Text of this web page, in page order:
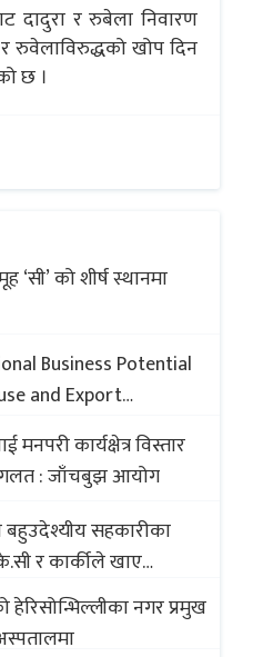
दादुरा र रुबेला निवारण
र रुवेलाविरुद्धको खोप दिन
छ ।
‘सी’ को शीर्ष स्थानमा
Business Potential
and Export
of Nepali Sweets
Comparison to
मनपरी कार्यक्षेत्र विस्तार
गलत : जाँचबुझ आयोग
बहुउदेश्यीय सहकारीका
र कार्कीले खाए
बचत
हेरिसोन्भिल्लीका नगर प्रमुख